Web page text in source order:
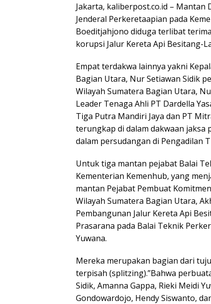
Jakarta, kaliberpost.co.id –
Jenderal Perkeretaapian pada
Boeditjahjono diduga terlibat
korupsi Jalur Kereta Api Besitang-
Empat terdakwa lainnya yakni
Bagian Utara, Nur Setiawan Sidik
Wilayah Sumatera Bagian Utara,
Leader Tenaga Ahli PT Dardella
Tiga Putra Mandiri Jaya dan PT
terungkap di dalam dakwaan jaksa
dalam persudangan di Pengadilan
Untuk tiga mantan pejabat Balai
Kementerian Kemenhub, yang
mantan Pejabat Pembuat
Wilayah Sumatera Bagian Utara,
Pembangunan Jalur Kereta Api
Prasarana pada Balai Teknik
Yuwana.
Mereka merupakan bagian dari
terpisah (splitzing).”Bahwa
Sidik, Amanna Gappa, Rieki Meidi
Gondowardojo, Hendy Siswanto,